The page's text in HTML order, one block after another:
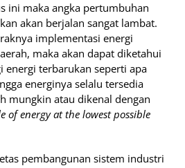
ini maka angka pertumbuhan
akan berjalan sangat lambat.
implementasi energi
maka akan dapat diketahui
energi terbarukan seperti apa
energinya selalu tersedia
mungkin atau dikenal dengan
of energy at the lowest possible
pembangunan sistem industri